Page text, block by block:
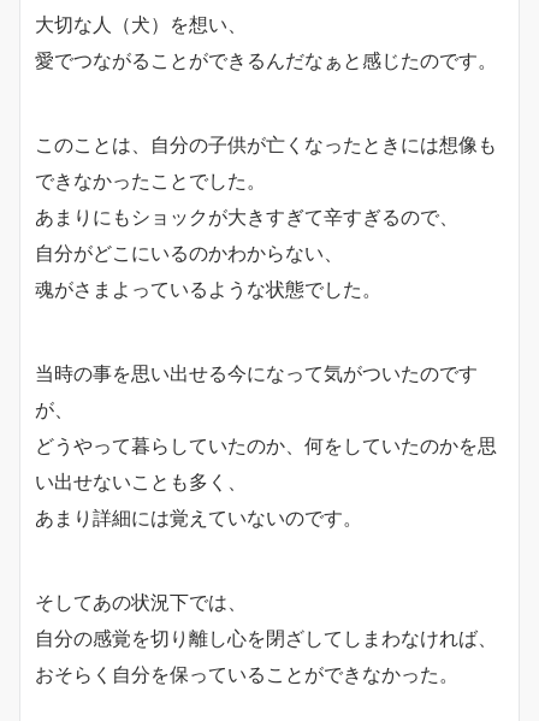
大切な人（犬）を想い、
愛でつながることができるんだなぁと感じたのです。
このことは、自分の子供が亡くなったときには想像も
できなかったことでした。
あまりにもショックが大きすぎて辛すぎるので、
自分がどこにいるのかわからない、
魂がさまよっているような状態でした。
当時の事を思い出せる今になって気がついたのです
が、
どうやって暮らしていたのか、何をしていたのかを思
い出せないことも多く、
あまり詳細には覚えていないのです。
そしてあの状況下では、
自分の感覚を切り離し心を閉ざしてしまわなければ、
おそらく自分を保っていることができなかった。